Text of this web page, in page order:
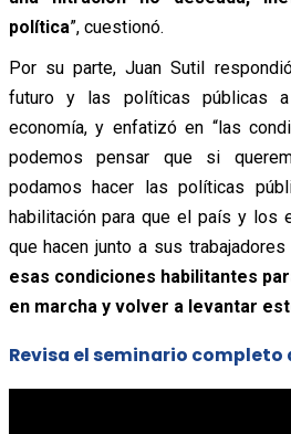
política”, cuestionó.
Por su parte, Juan Sutil
futuro y las políticas públicas
economía, y enfatizó en “las
podemos pensar que si
podamos hacer las políticas
habilitación para que el país y los
que hacen junto a sus
esas condiciones habilitantes
en marcha y volver a levantar
Revisa el seminario